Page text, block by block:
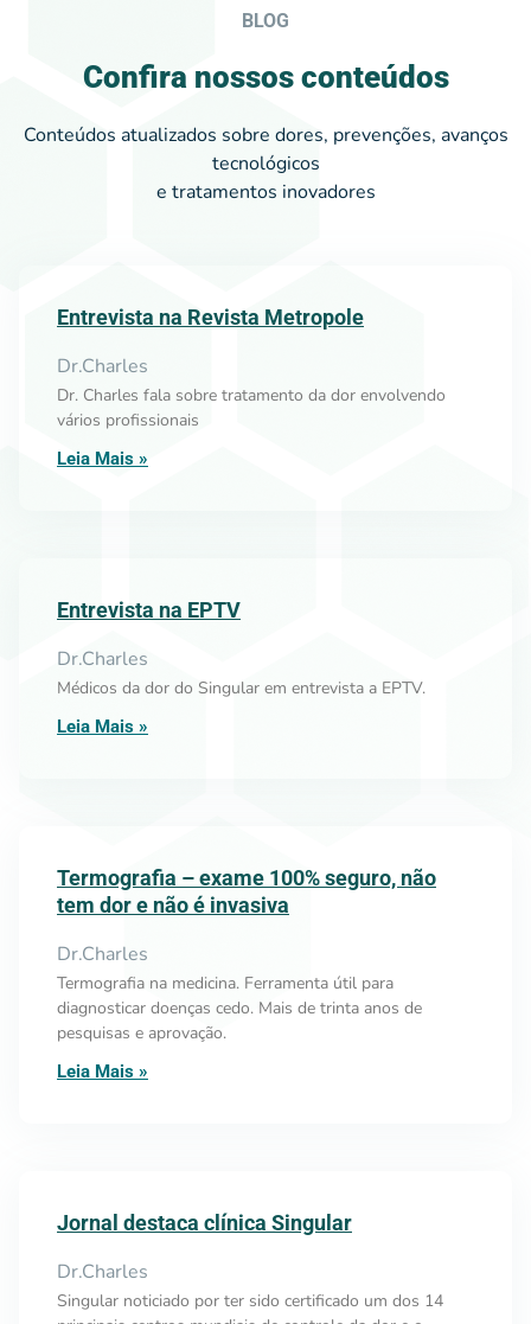
BLOG
Confira nossos conteúdos
Conteúdos atualizados sobre dores, prevenções, avanços
tecnológicos
e tratamentos inovadores
Entrevista na Revista Metropole
Dr.Charles
Dr. Charles fala sobre tratamento da dor envolvendo
vários profissionais
Leia Mais »
Entrevista na EPTV
Dr.Charles
Médicos da dor do Singular em entrevista a EPTV.
Leia Mais »
Termografia – exame 100% seguro, não
tem dor e não é invasiva
Dr.Charles
Termografia na medicina. Ferramenta útil para
diagnosticar doenças cedo. Mais de trinta anos de
pesquisas e aprovação.
Leia Mais »
Jornal destaca clínica Singular
Dr.Charles
Singular noticiado por ter sido certificado um dos 14